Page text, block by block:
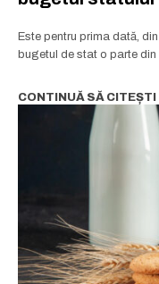
Este pentru prima dată,
bugetul de stat o parte
CONTINUĂ SĂ CITEȘTI